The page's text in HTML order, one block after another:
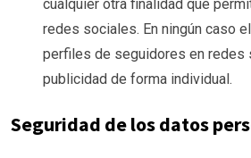
cualquier otra finalidad que
redes sociales. En ningún caso
perfiles de seguidores en redes
publicidad de forma individual.
Seguridad de los datos